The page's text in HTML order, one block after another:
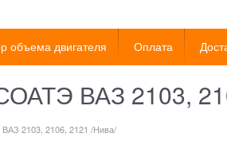
объема двигателя Оплата
ВАЗ 2103,
2103, 2106, 2121 /Нива/